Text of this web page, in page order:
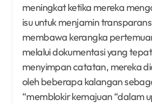
meningkat ketika mereka
isu untuk menjamin
membawa kerangka
melalui dokumentasi yang
menyimpan catatan, mereka
oleh beberapa kalangan
“memblokir kemajuan “dalam